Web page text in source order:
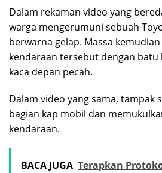
Dalam rekaman video yang
warga mengerumuni sebuah
berwarna gelap. Massa
kendaraan tersebut dengan batu
kaca depan pecah.
Dalam video yang sama, tampak
bagian kap mobil dan
kendaraan.
BACA JUGA Terapkan